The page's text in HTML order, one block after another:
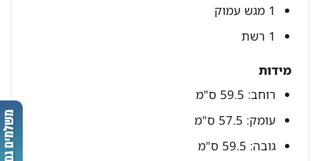
מידות
רוחב: 59.5 ס"מ
עומק: 57.5 ס"מ
גובה: 59.5 ס"מ